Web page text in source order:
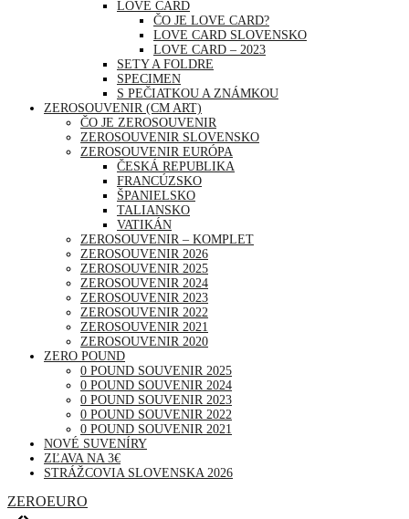
LOVE CARD
ČO JE LOVE CARD?
LOVE CARD SLOVENSKO
LOVE CARD – 2023
SETY A FOLDRE
SPECIMEN
S PEČIATKOU A ZNÁMKOU
ZEROSOUVENIR (CM ART)
ČO JE ZEROSOUVENIR
ZEROSOUVENIR SLOVENSKO
ZEROSOUVENIR EURÓPA
ČESKÁ REPUBLIKA
FRANCÚZSKO
ŠPANIELSKO
TALIANSKO
VATIKÁN
ZEROSOUVENIR – KOMPLET
ZEROSOUVENIR 2026
ZEROSOUVENIR 2025
ZEROSOUVENIR 2024
ZEROSOUVENIR 2023
ZEROSOUVENIR 2022
ZEROSOUVENIR 2021
ZEROSOUVENIR 2020
ZERO POUND
0 POUND SOUVENIR 2025
0 POUND SOUVENIR 2024
0 POUND SOUVENIR 2023
0 POUND SOUVENIR 2022
0 POUND SOUVENIR 2021
NOVÉ SUVENÍRY
ZĽAVA NA 3€
STRÁŽCOVIA SLOVENSKA 2026
ZEROEURO